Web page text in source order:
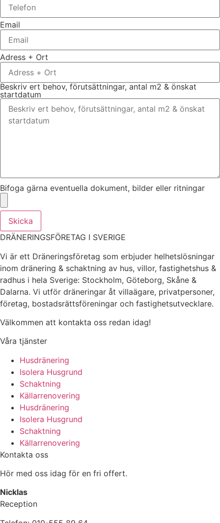
Email
Adress + Ort
Beskriv ert behov, förutsättningar, antal m2 & önskat
startdatum
Bifoga gärna eventuella dokument, bilder eller ritningar
Skicka
DRÄNERINGSFÖRETAG I SVERIGE
Vi är ett Dräneringsföretag som erbjuder helhetslösningar
inom dränering & schaktning av hus, villor, fastighetshus &
radhus i hela Sverige: Stockholm, Göteborg, Skåne &
Dalarna. Vi utför dräneringar åt villaägare, privatpersoner,
företag, bostadsrättsföreningar och fastighetsutvecklare.
Välkommen att kontakta oss redan idag!
Våra tjänster
Husdränering
Isolera Husgrund
Schaktning
Källarrenovering
Husdränering
Isolera Husgrund
Schaktning
Källarrenovering
Kontakta oss
Hör med oss idag för en fri offert.
Nicklas
Reception